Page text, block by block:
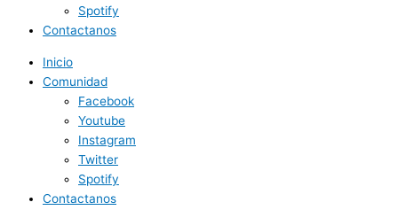
Spotify
Contactanos
Inicio
Comunidad
Facebook
Youtube
Instagram
Twitter
Spotify
Contactanos